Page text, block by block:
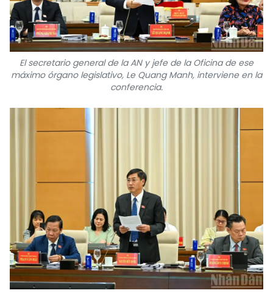
El secretario general de la AN y jefe de la Oficina de ese
máximo órgano legislativo, Le Quang Manh, interviene en la
conferencia.